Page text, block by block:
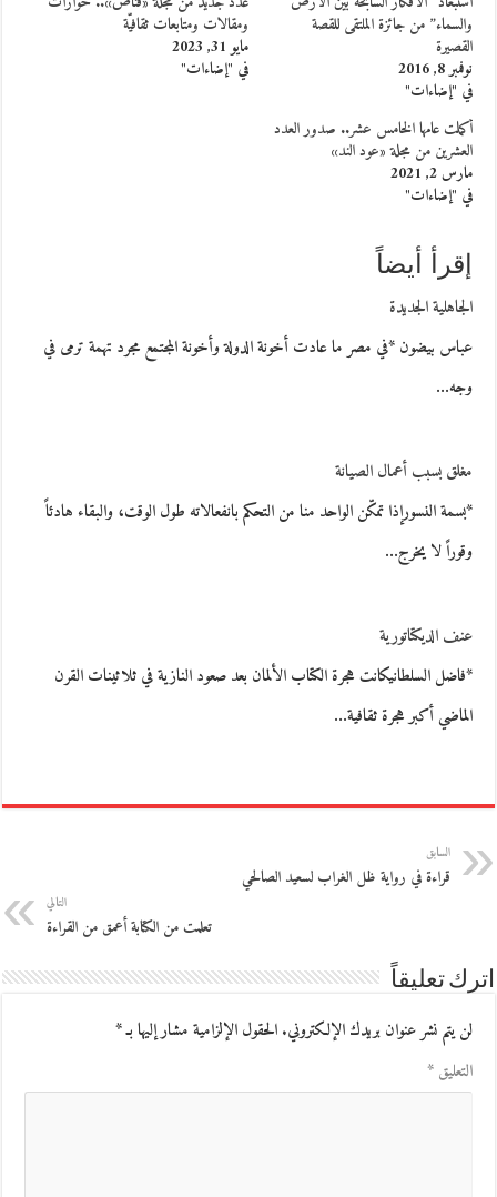
والسماء” من جائزة الملتقى للقصة
القصيرة
نوفمبر 8, 2016
في "إضاءات"
ومقالات ومتابعات ثقافيّة
مايو 31, 2023
في "إضاءات"
أكملت عامها الخامس عشر.. صدور العدد
العشرين من مجلة «عود الند»
مارس 2, 2021
في "إضاءات"
إقرأ أيضاً
الجاهلية الجديدة
عباس بيضون *في مصر ما عادت أخونة الدولة وأخونة المجتمع مجرد تهمة ترمى في
وجه…
مغلق بسبب أعمال الصيانة
*بسمة النسورإذا تمكّن الواحد منا من التحكم بانفعالاته طول الوقت، والبقاء هادئاً
وقوراً لا يخرج…
عنف الديكتاتورية
*فاضل السلطانيكانت هجرة الكتاب الألمان بعد صعود النازية في ثلاثينات القرن
الماضي أكبر هجرة ثقافية…
السابق
قراءة في رواية ظل الغراب لسعيد الصالحي
التالي
تعلمت من الكتابة أعمق من القراءة
اترك تعليقاً
لن يتم نشر عنوان بريدك الإلكتروني.الحقول الإلزامية مشار إليها بـ*
التعليق*